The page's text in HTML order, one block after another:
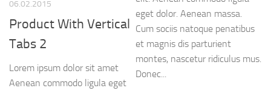
06.02.2015
Product With Vertical
Tabs 2
Lorem ipsum dolor sit amet
Aenean commodo ligula eget
eget dolor. Aenean massa.
Cum sociis natoque penatibus
et magnis dis parturient
montes, nascetur ridiculus mus.
Donec...